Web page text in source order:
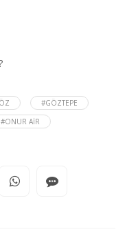
#GÖZTEPE
#ONUR AIR